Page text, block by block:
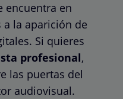
encuentra en
la aparición de
Si quieres
profesional,
las puertas del
audiovisual.